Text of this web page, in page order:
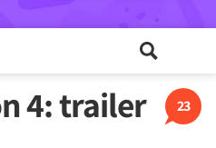
23
4: trailer